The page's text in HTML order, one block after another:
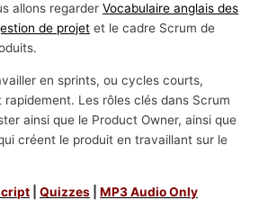
allons regarderVocabulaire anglais des
de projet et le cadre Scrum de
en sprints, ou cycles courts,
Les rôles clés dans Scrum
ainsi que le Product Owner, ainsi que
créent le produit en travaillant sur le
|Quizzes |MP3 Audio Only